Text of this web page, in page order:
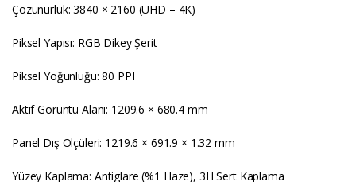
Çözünürlük: 3840 × 2160 (UHD – 4K)
Piksel Yapısı: RGB Dikey Şerit
Piksel Yoğunluğu: 80 PPI
Aktif Görüntü Alanı: 1209.6 × 680.4 mm
Panel Dış Ölçüleri: 1219.6 × 691.9 × 1.32 mm
Yüzey Kaplama: Antiglare (%1 Haze), 3H Sert Kaplama